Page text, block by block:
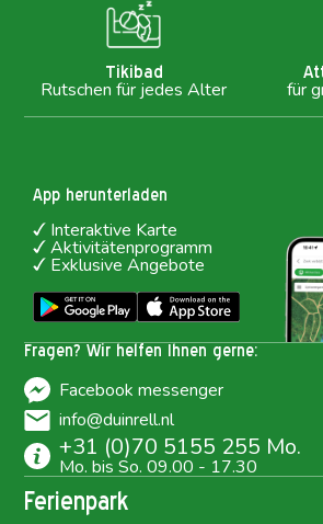
Tikibad
Rutschen für jedes Alter für
Fragen? Wir helfen Ihnen gerne:
Facebook messenger
info@duinrell.nl
+31 (0)70 5155 255 Mo.
Mo. bis So. 09.00 - 17.30
App herunterladen
Interaktive Karte
Aktivitätenprogramm
Exklusive Angebote
Ferienpark